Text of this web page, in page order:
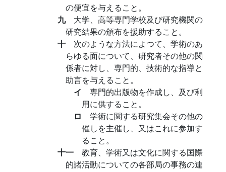
の便宜を与えること。
九 大学、高等専門学校及び研究機関の
研究結果の頒布を援助すること。
十 次のような方法によつて、学術のあ
らゆる面について、研究者その他の関
係者に対し、専門的、技術的な指導と
助言を与えること。
イ 専門的出版物を作成し、及び利
用に供すること。
ロ 学術に関する研究集会その他の
催しを主催し、又はこれに参加す
ること。
十一 教育、学術又は文化に関する国際
的諸活動についての各部局の事務の連